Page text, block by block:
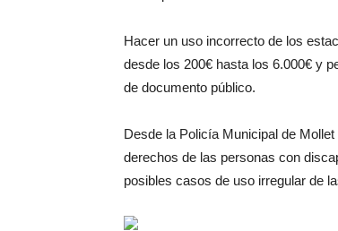
Hacer un uso incorrecto de los
desde los 200€ hasta los 6.000€ y
de documento público.
Desde la Policía Municipal de
derechos de las personas con
posibles casos de uso irregular de